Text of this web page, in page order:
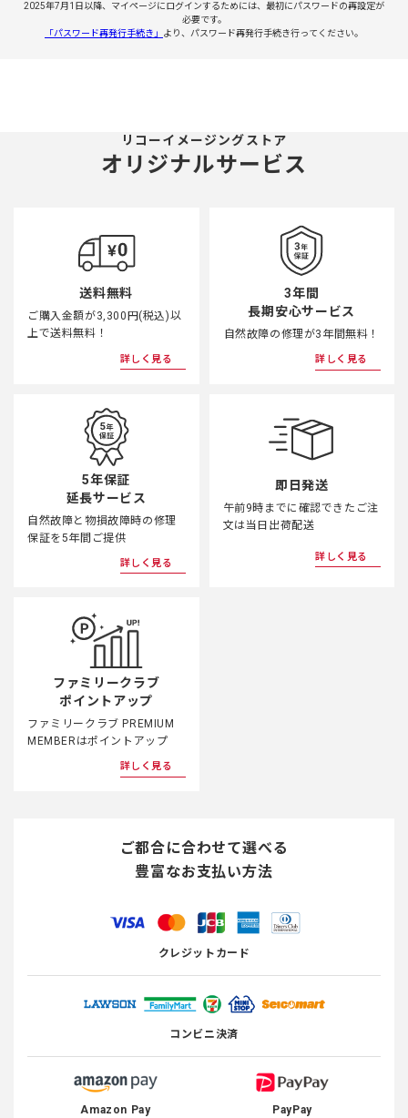
2025年7月1日以降、マイページにログインするためには、最初にパスワードの再設定が
必要です。
「パスワード再発行手続き」 より、パスワード再発行手続き行ってください。
リコーイメージングストア
オリジナルサービス
送料無料
ご購入金額が3,300円(税込)以
上で送料無料！
詳しく見る
3年間
長期安心サービス
自然故障の修理が3年間無料！
詳しく見る
5年保証
延長サービス
自然故障と物損故障時の修理
保証を5年間ご提供
詳しく見る
即日発送
午前9時までに確認できたご注
文は当日出荷配送
詳しく見る
ファミリークラブ
ポイントアップ
ファミリークラブ PREMIUM
MEMBERはポイントアップ
詳しく見る
ご都合に合わせて選べる
豊富なお支払い方法
クレジットカード
コンビニ決済
Amazon Pay PayPay